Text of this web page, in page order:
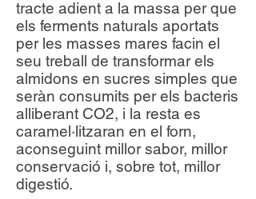
tracte adient a la massa per que
els ferments naturals aportats
per les masses mares facin el
seu treball de transformar els
almidons en sucres simples que
seràn consumits per els bacteris
alliberant CO2, i la resta es
caramel·litzaran en el forn,
aconseguint millor sabor, millor
conservació i, sobre tot, millor
digestió.